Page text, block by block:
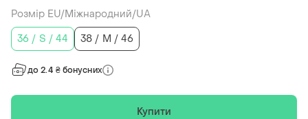
Розмір EU/Міжнародний/UA
36 / S / 44
38 / M / 46
до 2.4 ₴ бонусних
Купити